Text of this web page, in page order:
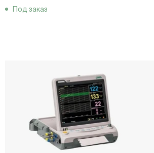
Под заказ